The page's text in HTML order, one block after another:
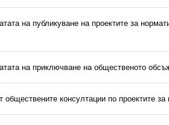
на публикуване на проектите за
на приключване на общественото
консултации по проектите за